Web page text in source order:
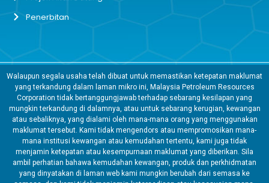
Penerbitan
Walaupun segala usaha telah dibuat untuk memastikan ketepatan maklumat
yang terkandung dalam laman mikro ini, Malaysia Petroleum Resources
Corporation tidak bertanggungjawab terhadap sebarang kesilapan yang
mungkin terkandung di dalamnya, atau untuk sebarang kerugian, kewangan
atau sebaliknya, yang dialami oleh mana-mana orang yang menggunakan
maklumat tersebut. Kami tidak mengendors atau mempromosikan mana-
mana institusi kewangan atau kemudahan tertentu, kami juga tidak
menjamin ketepatan atau kesempurnaan maklumat yang diberikan. Sila
ambil perhatian bahawa kemudahan kewangan, produk dan perkhidmatan
yang dinyatakan di laman web kami mungkin berubah dari semasa ke